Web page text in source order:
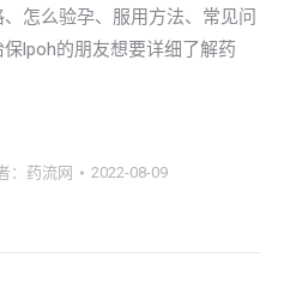
怎么验孕、服用方法、常见问
lpoh的朋友想要详细了解药
： 药流网 2022-08-09